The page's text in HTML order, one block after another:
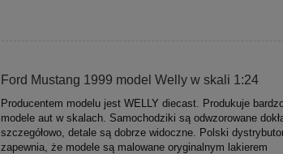
Ford Mustang 1999 model Welly w skali 1:24
Producentem modelu jest WELLY diecast. Produkuje
modele aut w skalach. Samochodziki są odwzorowane
szczegółowo, detale są dobrze widoczne. Polski
zapewnia, że modele są malowane oryginalnym lakierem